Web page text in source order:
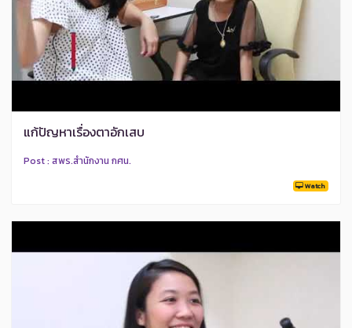
แก้ปัญหาเรื่องตาอักเสบ
Post : สพร.สำนักงาน กศน.
Watch